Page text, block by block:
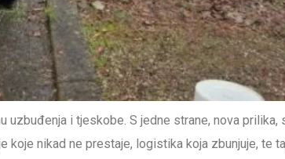
i tjeskobe. S jedne strane, nova prilika,
koje nikad ne prestaje, logistika koja zbunjuje, te